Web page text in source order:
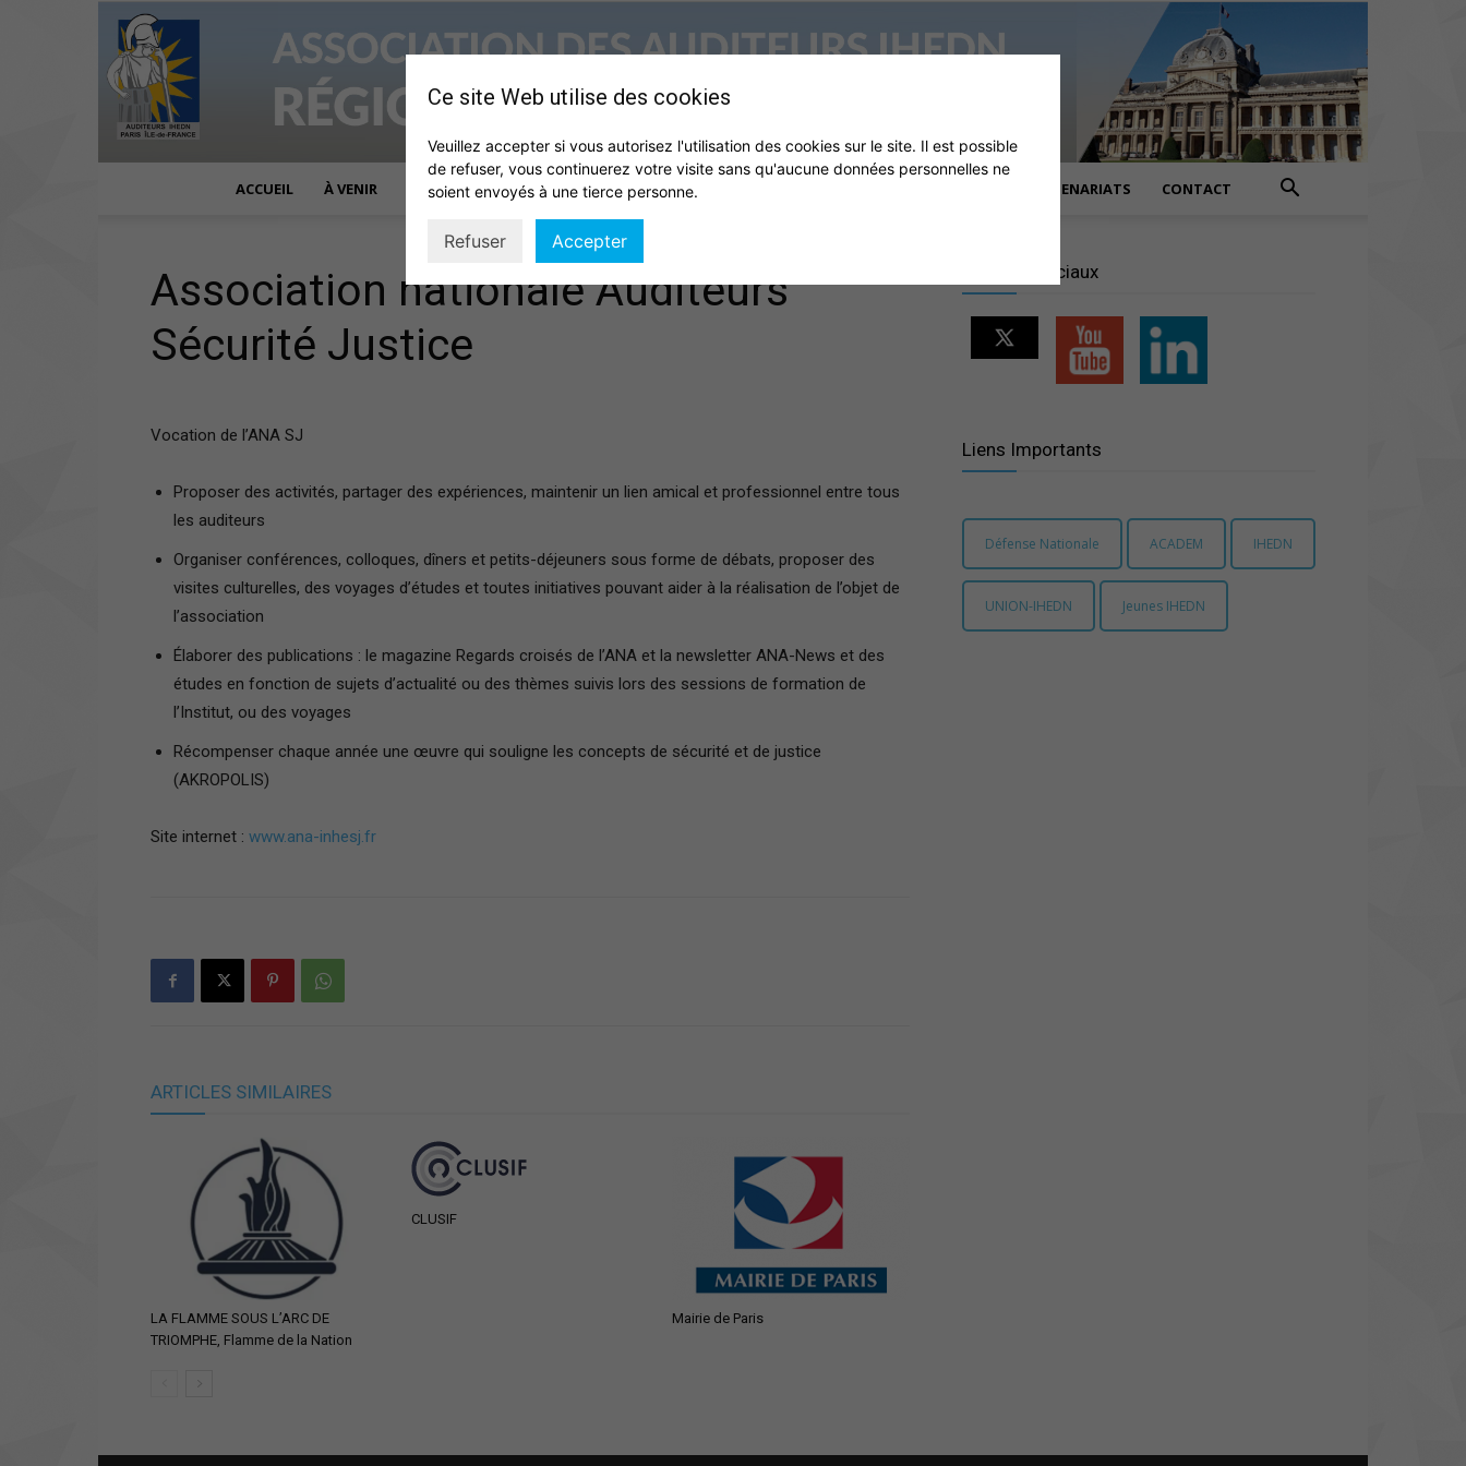
IHEDN
Ile-
ACCUEIL À VENIR ACTUALITÉS QUI SOMMES NOUS ? PARTENARIATS CONTACT
Association nationale Auditeurs
Sécurité Justice
Vocation de l’ANA SJ
Proposer des activités, partager des expériences, maintenir un lien amical et professionnel entre tous
les auditeurs
Organiser conférences, colloques, dîners et petits-déjeuners sous forme de débats, proposer des
visites culturelles, des voyages d’études et toutes initiatives pouvant aider à la réalisation de l’objet de
l’association
Élaborer des publications : le magazine Regards croisés de l’ANA et la newsletter ANA-News et des
études en fonction de sujets d’actualité ou des thèmes suivis lors des sessions de formation de
l’Institut, ou des voyages
Récompenser chaque année une œuvre qui souligne les concepts de sécurité et de justice
(AKROPOLIS)
Site internet : www.ana-inhesj.fr
ARTICLES SIMILAIRES
LA FLAMME SOUS L’ARC DE
TRIOMPHE, Flamme de la Nation
CLUSIF
Mairie de Paris
Réseaux sociaux
Liens Importants
Défense Nationale ACADEM IHEDN
UNION-IHEDN Jeunes IHEDN
Ce site Web utilise des cookies
Veuillez accepter si vous autorisez l'utilisation des cookies sur le site. Il est possible
de refuser, vous continuerez votre visite sans qu'aucune données personnelles ne
soient envoyés à une tierce personne.
Refuser Accepter